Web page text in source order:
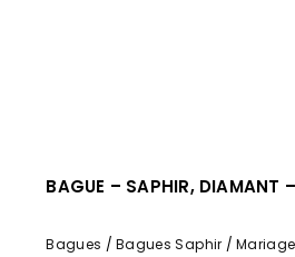
BAGUE – SAPHIR, DIAMANT
Bagues Bagues Saphir Mariage